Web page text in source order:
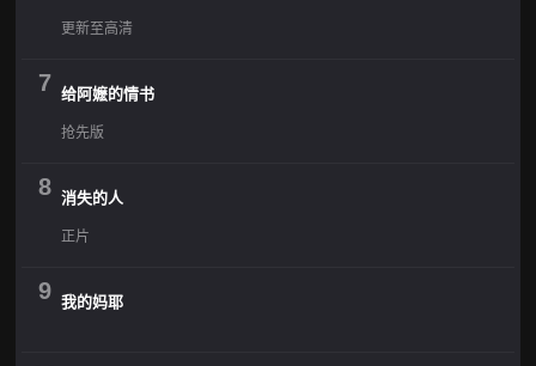
更新至高清
7 给阿嬷的情书
抢先版
8 消失的人
正片
9 我的妈耶